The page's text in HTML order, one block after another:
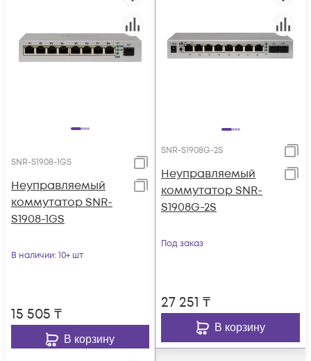
SNR-S1908-1GS
Неуправляемый
коммутатор SNR-
S1908-1GS
В наличии: 10+ шт
15 505 ₸
В корзину
SNR-S1908G-2S
Неуправляемый
коммутатор SNR-
S1908G-2S
Под заказ
27 251 ₸
В корзину